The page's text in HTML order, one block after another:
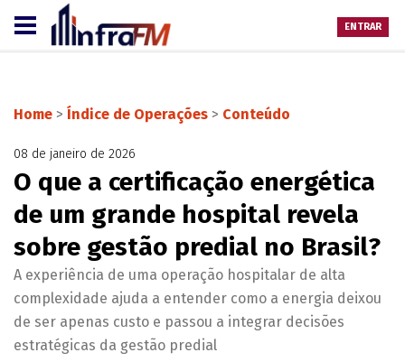
ENTRAR
Home > Índice de Operações > Conteúdo
08 de janeiro de 2026
O que a certificação energética
de um grande hospital revela
sobre gestão predial no Brasil?
A experiência de uma operação hospitalar de alta
complexidade ajuda a entender como a energia deixou
de ser apenas custo e passou a integrar decisões
estratégicas da gestão predial